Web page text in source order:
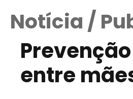
Notícia /
entre